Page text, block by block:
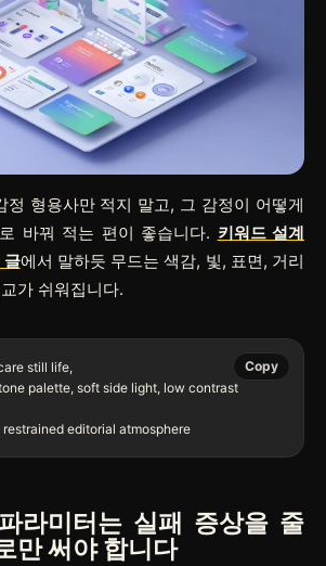
정 형용사만 적지 말고, 그 감정이 어떻게
바꿔 적는 편이 좋습니다. 키워드 설계
글에서 말하듯 무드는 색감, 빛, 표면, 거리
가 쉬워집니다.
still life,
palette, soft side light, low contrast
Copy
라미터는 실패 증상을 줄
만 써야 합니다